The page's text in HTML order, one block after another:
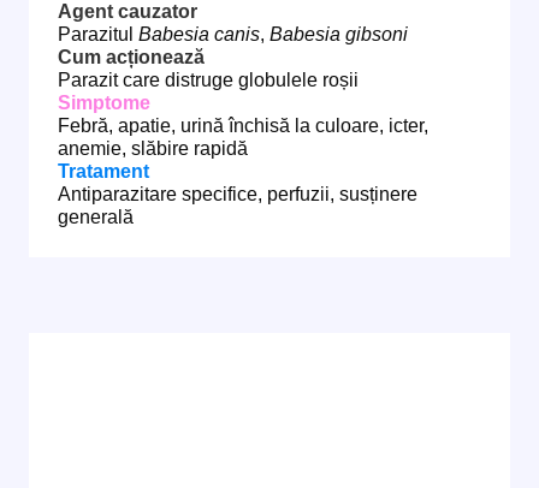
Agent cauzator
Parazitul Babesia canis, Babesia gibsoni
Cum acționează
Parazit care distruge globulele roșii
Simptome
Febră, apatie, urină închisă la culoare, icter,
anemie, slăbire rapidă
Tratament
Antiparazitare specifice, perfuzii, susținere
generală